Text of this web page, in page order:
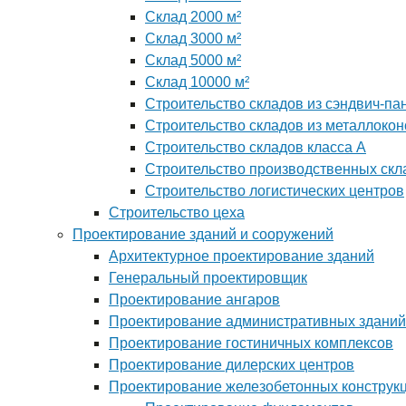
Склад 2000 м²
Склад 3000 м²
Склад 5000 м²
Склад 10000 м²
Строительство складов из сэндвич-
Строительство складов из
Строительство складов класса А
Строительство производственных
Строительство логистических центров
Строительство цеха
Проектирование зданий и сооружений
Архитектурное проектирование зданий
Генеральный проектировщик
Проектирование ангаров
Проектирование административных зданий
Проектирование гостиничных комплексов
Проектирование дилерских центров
Проектирование железобетонных